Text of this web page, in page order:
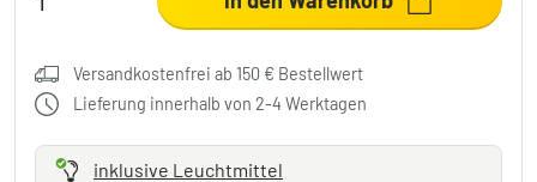
Versandkostenfrei ab 150 € Bestellwert
Lieferung innerhalb von 2-4 Werktagen
inklusive Leuchtmittel